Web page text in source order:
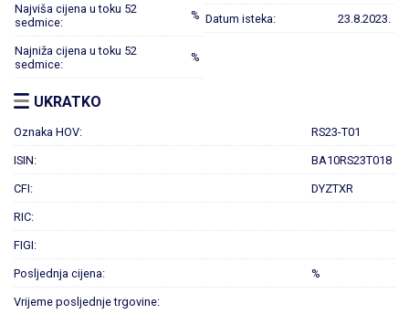
Najviša cijena u toku 52
sedmice:
%
Najniža cijena u toku 52
sedmice:
%
Datum isteka: 23.8.2023.
UKRATKO
Oznaka HOV: RS23-T01
ISIN: BA10RS23T018
CFI: DYZTXR
RIC:
FIGI:
Posljednja cijena: %
Vrijeme posljednje trgovine: